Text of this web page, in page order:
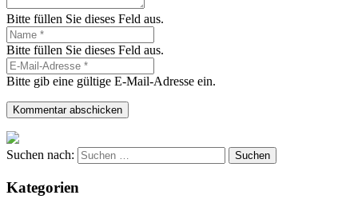
Bitte füllen Sie dieses Feld aus.
Bitte füllen Sie dieses Feld aus.
Bitte gib eine gültige E-Mail-Adresse ein.
Kommentar abschicken
Suchen nach:
Kategorien